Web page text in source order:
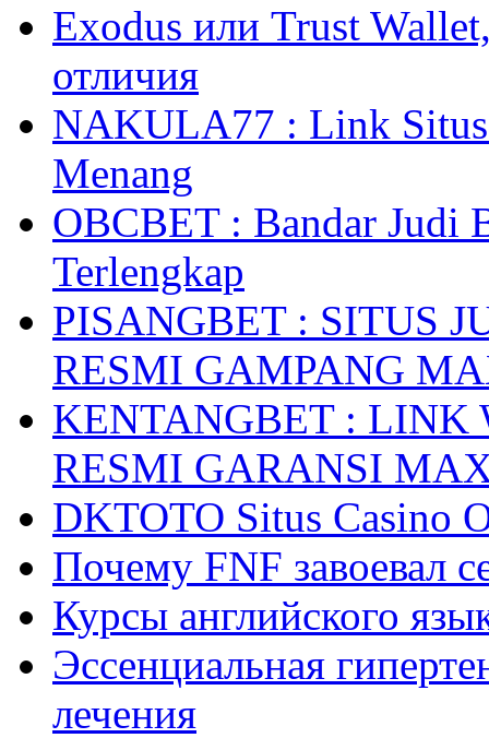
Exodus или Trust
отличия
NAKULA77 : Link Situs
Menang
OBCBET : Bandar Judi
Terlengkap
PISANGBET : SITUS
RESMI GAMPANG
KENTANGBET : LINK
RESMI GARANSI
DKTOTO Situs Casino
Почему FNF завоевал
Курсы английского
Эссенциальная
лечения